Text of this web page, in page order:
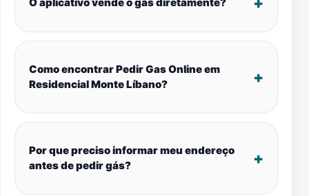
Como encontrar Pedir Gas Online em
Residencial Monte Líbano?
Por que preciso informar meu endereço
antes de pedir gás?